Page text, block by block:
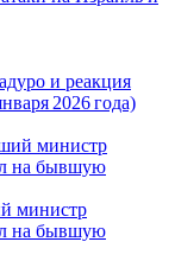
и реакция
2026 года)
министр
на бывшую